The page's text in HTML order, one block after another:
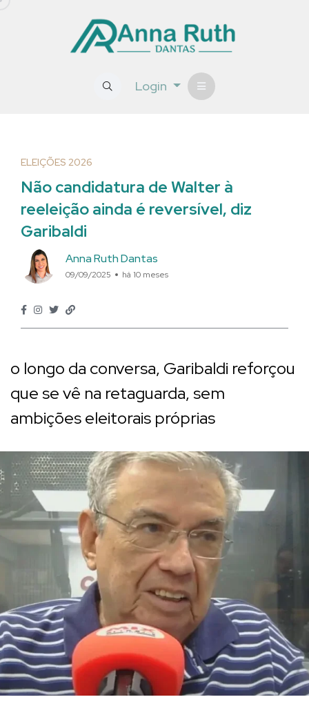
Login
ELEIÇÕES 2026
Não candidatura de Walter à
reeleição ainda é reversível, diz
Garibaldi
Anna Ruth Dantas
09/09/2025 há 10 meses
o longo da conversa, Garibaldi reforçou
que se vê na retaguarda, sem
ambições eleitorais próprias